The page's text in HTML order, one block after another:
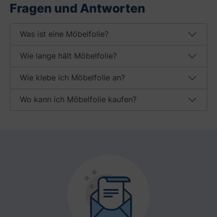
Fragen und Antworten
Was ist eine Möbelfolie?
Wie lange hält Möbelfolie?
Wie klebe ich Möbelfolie an?
Wo kann ich Möbelfolie kaufen?